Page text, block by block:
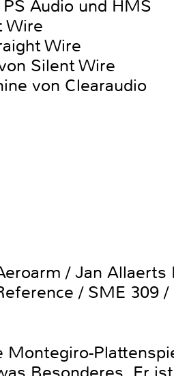
Audio und HMS
Wire
Wire
Silent Wire
von Clearaudio
/ Jan
/ SME 309 /
Montegiro-